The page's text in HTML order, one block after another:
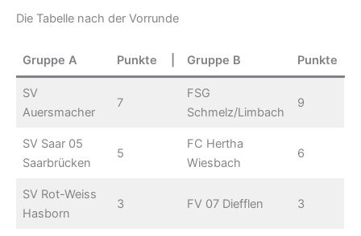
Die Tabelle nach der Vorrunde
Gruppe A Punkte Gruppe B Punkte
SV
Auersmacher
7
FSG
Schmelz/Limbach
9
SV Saar 05
Saarbrücken
5
FC Hertha
Wiesbach
6
SV Rot-Weiss
Hasborn
3 FV 07 Diefflen 3